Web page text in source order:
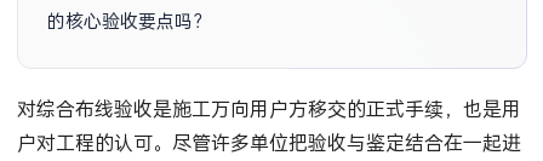
的核心验收要点吗？
对综合布线验收是施工万向用户方移交的正式手续，也是用
户对工程的认可。尽管许多单位把验收与鉴定结合在一起进